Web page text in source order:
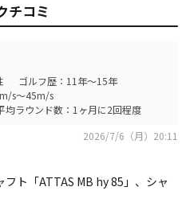
チコミ
ゴルフ歴：11年～15年
s～45m/s
均ラウンド数：1ヶ月に2回程度
2026/7/6（月）20:11
ト「ATTAS MB hy 85」、シャ